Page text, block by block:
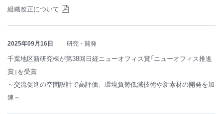
組織改正について
2025年09月16日 研究・開発
千葉地区新研究棟が第38回日経ニューオフィス賞「ニューオフィス推進
賞」を受賞
～交流促進の空間設計で高評価、環境負荷低減技術や新素材の開発を加
速～